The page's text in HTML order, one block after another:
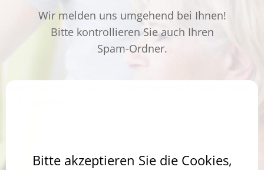
Wir melden uns umgehend bei Ihnen!
Bitte kontrollieren Sie auch Ihren
Spam-Ordner.
Aufgrund Ihrer DSGVO Einstellungen wird dieser Inhalt
Bitte akzeptieren Sie die Cookies,